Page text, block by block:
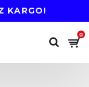
KARGO!
0